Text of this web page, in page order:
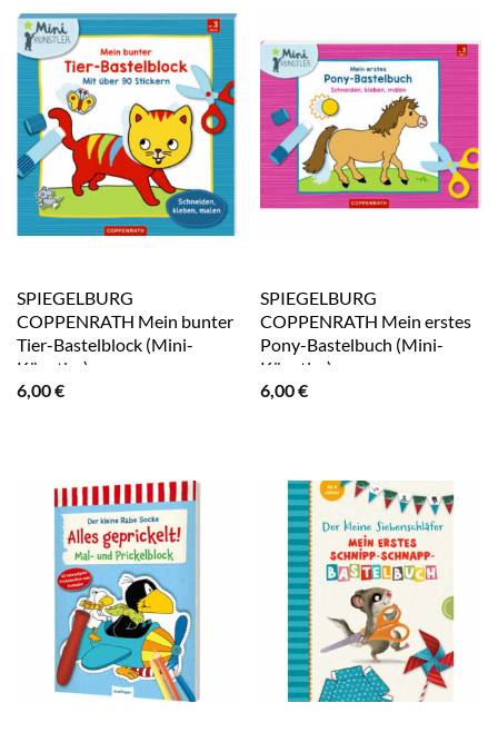
SPIEGELBURG
COPPENRATH Mein bunter
Tier-Bastelblock (Mini-
Künstler)
6,00€
SPIEGELBURG
COPPENRATH Mein erstes
Pony-Bastelbuch (Mini-
Künstler)
6,00€